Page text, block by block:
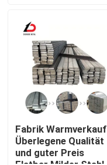
Neuigkeiten
Rechtssachen
Verzinkte Stahlspule
Fabrik Warmverkauf
Überlegene Qualität
und guter Preis